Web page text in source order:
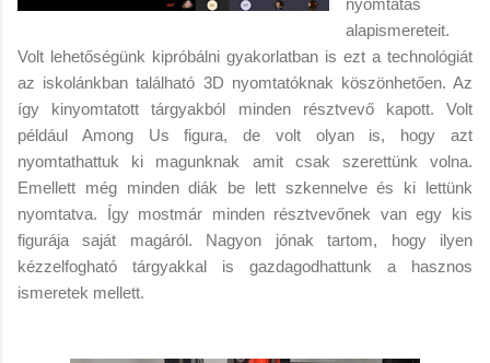
alapismereteit.
Volt lehetőségünk kipróbálni gyakorlatban is ezt a technológiát
az iskolánkban található 3D nyomtatóknak köszönhetően. Az
így kinyomtatott tárgyakból minden résztvevő kapott. Volt
például Among Us figura, de volt olyan is, hogy azt
nyomtathattuk ki magunknak amit csak szerettünk volna.
Emellett még minden diák be lett szkennelve és ki lettünk
nyomtatva. Így mostmár minden résztvevőnek van egy kis
figurája saját magáról. Nagyon jónak tartom, hogy ilyen
kézzelfogható tárgyakkal is gazdagodhattunk a hasznos
ismeretek mellett.